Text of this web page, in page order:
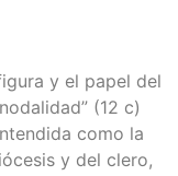
y el papel del
(12 c)
como la
y del clero,